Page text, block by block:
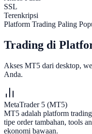
SSL
Terenkripsi
Platform Trading Paling
Trading di
Akses MT5 dari desktop,
Anda.
MetaTrader 5 (MT5)
MT5 adalah platform
tipe order tambahan, tools
ekonomi bawaan.